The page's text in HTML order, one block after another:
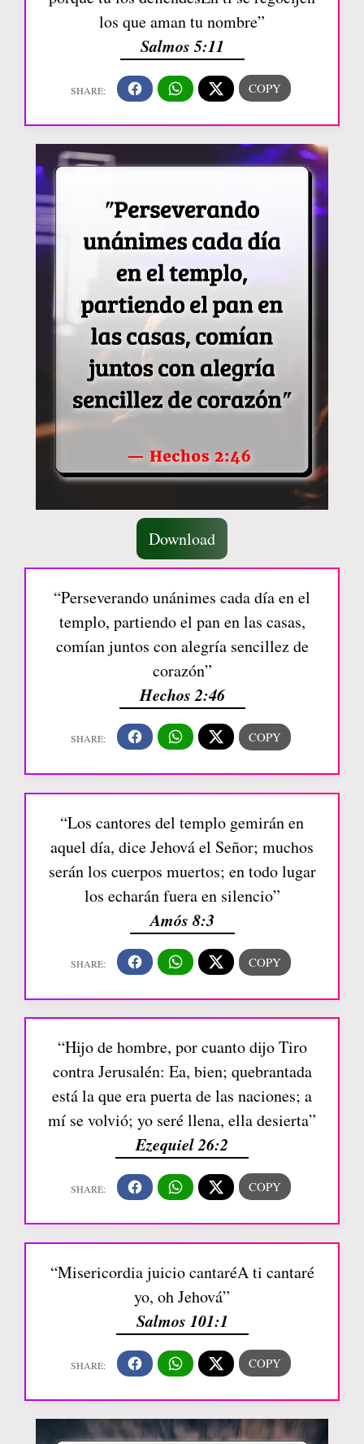
los que aman tu nombre”
Salmos 5:11
Download
“Perseverando unánimes cada día en el
templo, partiendo el pan en las casas,
comían juntos con alegría sencillez de
corazón”
Hechos 2:46
“Los cantores del templo gemirán en
aquel día, dice Jehová el Señor; muchos
serán los cuerpos muertos; en todo lugar
los echarán fuera en silencio”
Amós 8:3
“Hijo de hombre, por cuanto dijo Tiro
contra Jerusalén: Ea, bien; quebrantada
está la que era puerta de las naciones; a
mí se volvió; yo seré llena, ella desierta”
Ezequiel 26:2
“Misericordia juicio cantaréA ti cantaré
yo, oh Jehová”
Salmos 101:1